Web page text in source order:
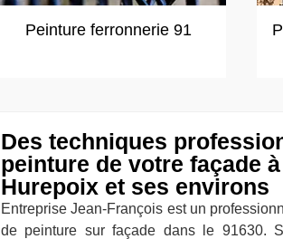
Peinture ferronnerie 91
Des techniques
peinture de votre façade
Hurepoix et ses environs
Entreprise Jean-François est un
de peinture sur façade dans le 91630.